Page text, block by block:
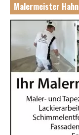
Malermeister Hahn